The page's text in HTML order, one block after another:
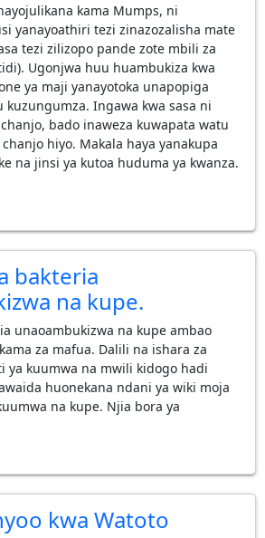
kama Mumps, ni
yanayoathiri tezi zinazozalisha mate
tezi zilizopo pande zote mbili za
Ugonjwa huu huambukiza kwa
ya maji yanayotoka unapopiga
kuzungumza. Ingawa kwa sasa ni
bado inaweza kuwapata watu
hiyo. Makala haya yanakupa
na jinsi ya kutoa huduma ya kwanza.
bakteria
na kupe.
unaoambukizwa na kupe ambao
za mafua. Dalili na ishara za
ya kuumwa na mwili kidogo hadi
huonekana ndani ya wiki moja
na kupe. Njia bora ya
kwa Watoto